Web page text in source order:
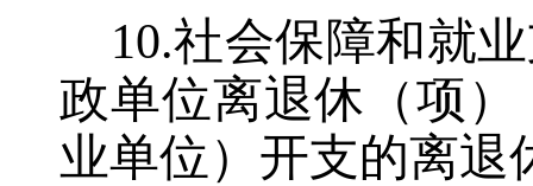
10.社会保障和就
政单位离退休（项
业单位）开支的离退